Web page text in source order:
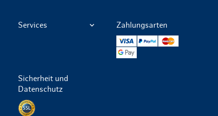
Services Zahlungsarten
VISA PayPal
Sicherheit und
Datenschutz